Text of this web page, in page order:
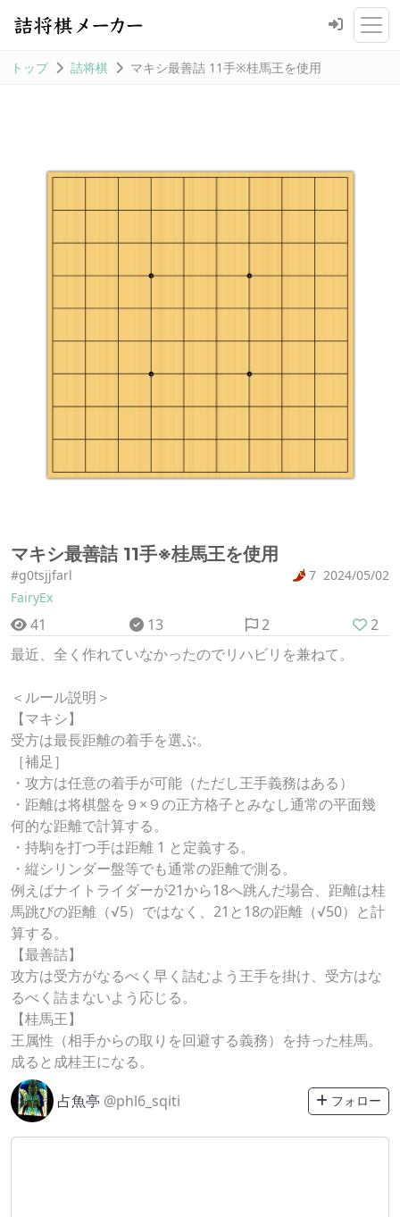
トップ 詰将棋 マキシ最善詰 11手※桂馬王を使用
マキシ最善詰 11手※桂馬王を使用
#g0tsjjfarl 7 2024/05/02
FairyEx
41 13 2
2
最近、全く作れていなかったのでリハビリを兼ねて。
＜ルール説明＞
【マキシ】
受方は最長距離の着手を選ぶ。
［補足］
・攻方は任意の着手が可能（ただし王手義務はある）
・距離は将棋盤を９×９の正方格子とみなし通常の平面幾
何的な距離で計算する。
・持駒を打つ手は距離 1 と定義する。
・縦シリンダー盤等でも通常の距離で測る。
例えばナイトライダーが21から18へ跳んだ場合、距離は桂
馬跳びの距離（√5）ではなく、21と18の距離（√50）と計
算する。
【最善詰】
攻方は受方がなるべく早く詰むよう王手を掛け、受方はな
るべく詰まないよう応じる。
【桂馬王】
王属性（相手からの取りを回避する義務）を持った桂馬。
成ると成桂王になる。
占魚亭 @phl6_sqiti フォロー